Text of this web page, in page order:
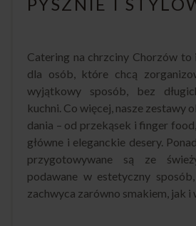
PYSZNIE I
Catering na chrzciny Chorzów to
dla osób, które chcą
wyjątkowy sposób, bez
kuchni. Co więcej, nasze zestawy
dania – od przekąsek i finger
główne i eleganckie desery.
przygotowywane są ze
podawane w estetyczny
zachwyca zarówno smakiem, jak i